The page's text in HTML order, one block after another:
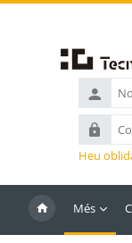
Nom
d'usuari
Heu
Més